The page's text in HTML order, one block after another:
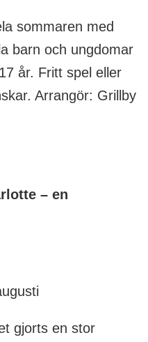
sommaren med
barn och ungdomar
år. Fritt spel eller
Arrangör: Grillby
– en
gjorts en stor